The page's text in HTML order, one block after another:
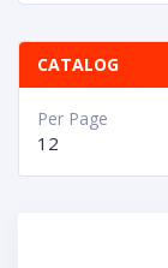
CATALOG
Per Page
12